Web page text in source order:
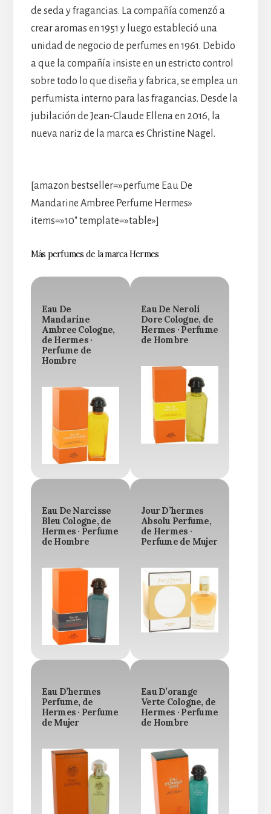
de seda y fragancias. La compañía comenzó a
crear aromas en 1951 y luego estableció una
unidad de negocio de perfumes en 1961. Debido
a que la compañía insiste en un estricto control
sobre todo lo que diseña y fabrica, se emplea un
perfumista interno para las fragancias. Desde la
jubilación de Jean-Claude Ellena en 2016, la
nueva nariz de la marca es Christine Nagel.
[amazon bestseller=»perfume Eau De
Mandarine Ambree Perfume Hermes»
items=»10″ template=»table»]
Más perfumes de la marca Hermes
Eau De
Mandarine
Ambree Cologne,
de Hermes ·
Perfume de
Hombre
Eau De Neroli
Dore Cologne, de
Hermes · Perfume
de Hombre
Eau De Narcisse
Bleu Cologne, de
Hermes · Perfume
de Hombre
Jour D’hermes
Absolu Perfume,
de Hermes ·
Perfume de Mujer
Eau D’hermes
Perfume, de
Hermes · Perfume
de Mujer
Eau D’orange
Verte Cologne, de
Hermes · Perfume
de Hombre